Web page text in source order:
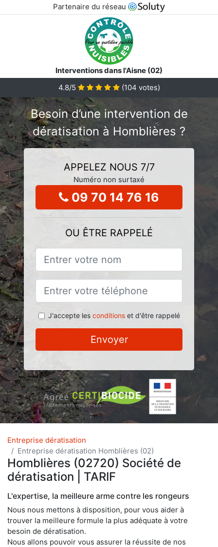
Partenaire du réseau
Interventions dans l'Aisne (02)
4.8/5
(104 votes)
Besoin d’une intervention de
dératisation à Homblières ?
APPELEZ NOUS 7/7
Numéro non surtaxé
09 70 14 76 16
OU ÊTRE RAPPELÉ
J'accepte les conditionset d'être rappelé
Envoyer
Entreprise dératisation
Entreprise dératisation Homblières (02)
Homblières (02720) Société de
dératisation | TARIF
L'expertise, la meilleure arme contre les rongeurs
Nous nous mettons à disposition, pour vous aider à
trouver la meilleure formule la plus adéquate à votre
besoin de dératisation.
Nous allons pouvoir vous assurer la réussite de nos